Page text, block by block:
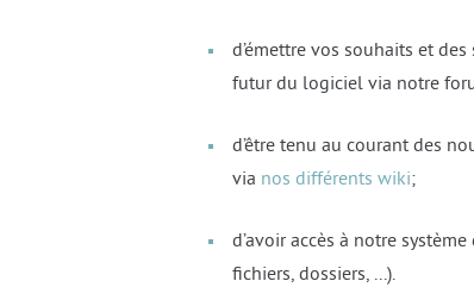
d’émettre vos souhaits et
futur du logiciel via notre
d’être tenu au courant des
via nos différents wiki;
d’avoir accès à notre
fichiers, dossiers, ...).